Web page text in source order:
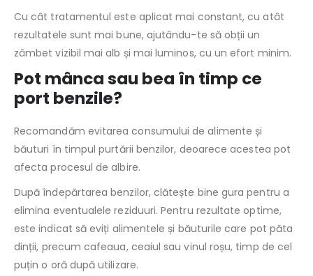
Cu cât tratamentul este aplicat mai constant, cu atât
rezultatele sunt mai bune, ajutându-te să obții un
zâmbet vizibil mai alb și mai luminos, cu un efort minim.
Pot mânca sau bea în timp ce
port benzile?
Recomandăm evitarea consumului de alimente și
băuturi în timpul purtării benzilor, deoarece acestea pot
afecta procesul de albire.
După îndepărtarea benzilor, clătește bine gura pentru a
elimina eventualele reziduuri. Pentru rezultate optime,
este indicat să eviți alimentele și băuturile care pot păta
dinții, precum cafeaua, ceaiul sau vinul roșu, timp de cel
puțin o oră după utilizare.